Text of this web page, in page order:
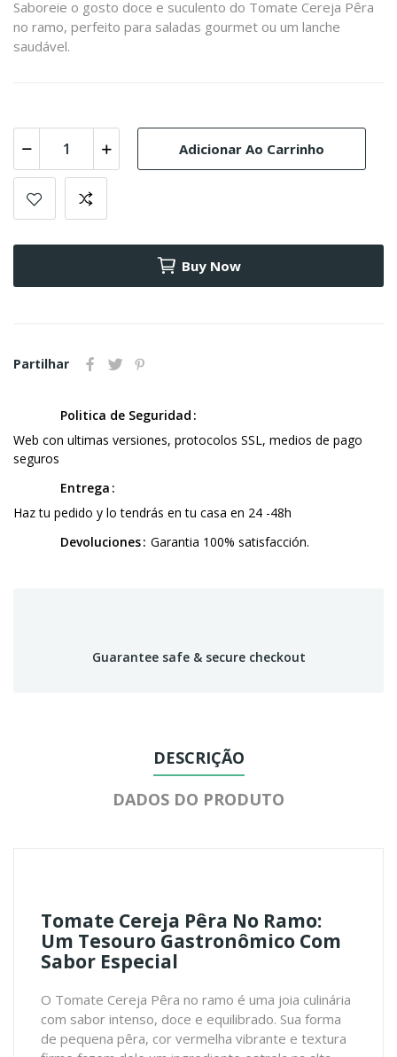
Saboreie o gosto doce e suculento do Tomate Cereja Pêra
no ramo, perfeito para saladas gourmet ou um lanche
saudável.
Adicionar Ao Carrinho
Buy Now
Partilhar
Politica de Seguridad
Web con ultimas versiones, protocolos SSL, medios de pago
seguros
Entrega
Haz tu pedido y lo tendrás en tu casa en 24 -48h
Devoluciones Garantia 100% satisfacción.
Guarantee safe & secure checkout
DESCRIÇÃO
DADOS DO PRODUTO
Tomate Cereja Pêra No Ramo:
Um Tesouro Gastronômico Com
Sabor Especial
O Tomate Cereja Pêra no ramo é uma joia culinária
com sabor intenso, doce e equilibrado. Sua forma
de pequena pêra, cor vermelha vibrante e textura